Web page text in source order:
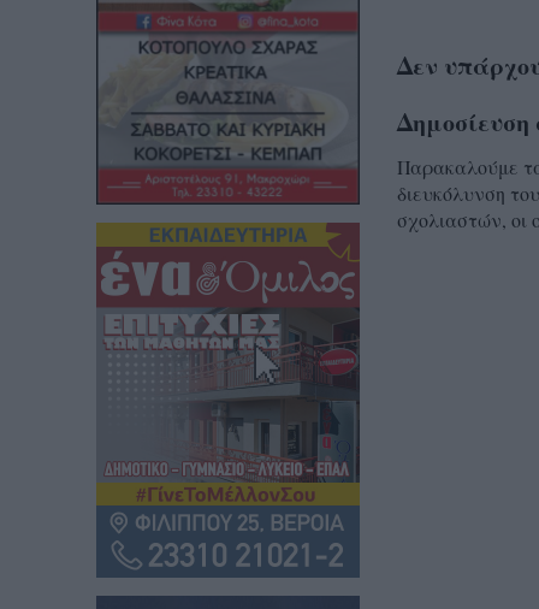
Δεν
Δημοσίευση
Παρακαλούμε
διευκόλυνση
σχολιαστών, οι